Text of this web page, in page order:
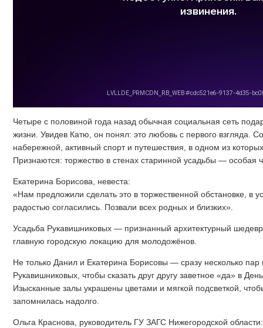
Четыре с половиной года назад обычная социальная сеть
жизни. Увидев Катю, он понял: это любовь с первого взгляда.
набережной, активный спорт и путешествия, в одном из
Признаются: торжество в стенах старинной усадьбы — особая
Екатерина Борисова, невеста:
«Нам предложили сделать это в торжественной обстановке, в
радостью согласились. Позвали всех родных и близких».
Усадьба Рукавишниковых — признанный архитектурный
главную городскую локацию для молодожёнов.
Не только Данил и Екатерина Борисовы — сразу несколько
Рукавишниковых, чтобы сказать друг другу заветное «да» в
Изысканные залы украшены цветами и мягкой подсветкой,
запомнилась надолго.
Ольга Краснова, руководитель ГУ ЗАГС Нижегородской области: